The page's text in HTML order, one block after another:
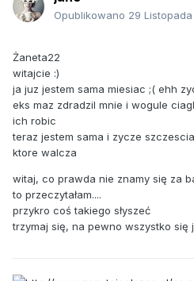
Opublikowano 29 Listopada
Żaneta22
witajcie :)
ja juz jestem sama miesiac ;( ehh
eks maz zdradzil mnie i wogule
ich robic
teraz jestem sama i zycze
ktore walcza
witaj, co prawda nie znamy się za
to przeczytałam....
przykro coś takiego słyszeć
trzymaj się, na pewno wszystko się